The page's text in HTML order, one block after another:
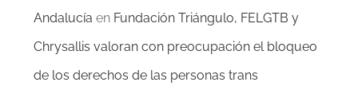
Andalucía en Fundación Triángulo, FELGTB y
Chrysallis valoran con preocupación el bloqueo
de los derechos de las personas trans